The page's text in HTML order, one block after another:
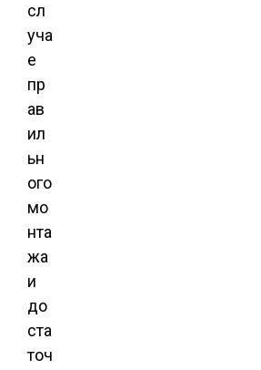
сл
уча
е
пр
ав
ил
ьн
ого
мо
нта
жа
и
до
ста
точ